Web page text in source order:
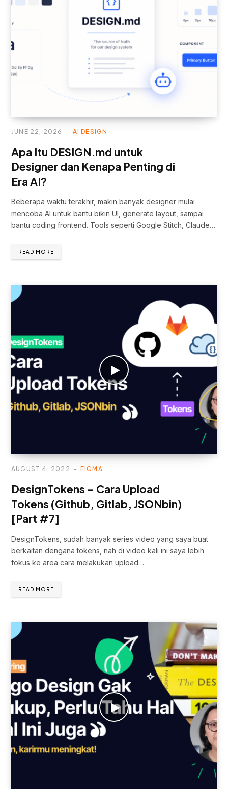
AI DESIGN
JUNE 22, 2026
Apa Itu DESIGN.md untuk
Designer dan Kenapa Penting di
Era AI?
Beberapa waktu terakhir, makin banyak designer mulai
mencoba AI untuk bantu bikin UI, generate layout, sampai
bantu coding frontend. Tools seperti Google Stitch, Claude…
READ MORE
FIGMA
AUGUST 4, 2022
DesignTokens – Cara Upload
Tokens (Github, Gitlab, JSONbin)
[Part #7]
DesignTokens, sudah banyak series video yang saya buat
berkaitan dengana tokens, nah di video kali ini saya lebih
fokus ke area cara melakukan upload…
READ MORE